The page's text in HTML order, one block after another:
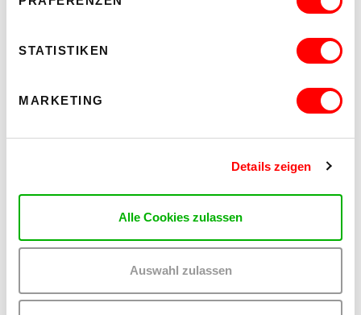
STATISTIKEN
MARKETING
Details zeigen
Alle Cookies zulassen
Auswahl zulassen
PLATZKONZERTE 2026
Mi 12.8.2026